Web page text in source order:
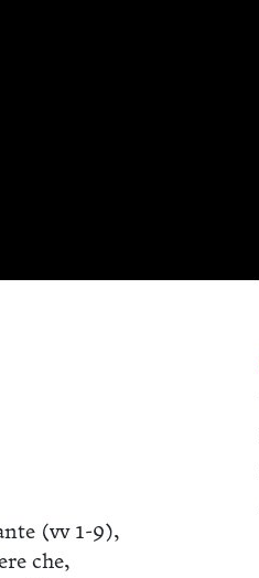
(vv 1-9),
che,